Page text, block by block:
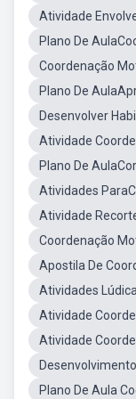
Atividade
Plano De
Coordenação
Plano De
Desenvolver
Atividade
Plano De
Atividades
Atividade
Coordenação
Apostila De
Atividades
Atividade
Atividade
Plano De Aula